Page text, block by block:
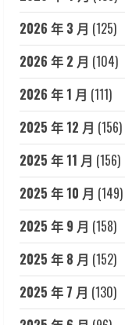
2026 年 3 月 (125)
2026 年 2 月 (104)
2026 年 1 月 (111)
2025 年 12 月 (156)
2025 年 11 月 (156)
2025 年 10 月 (149)
2025 年 9 月 (158)
2025 年 8 月 (152)
2025 年 7 月 (130)